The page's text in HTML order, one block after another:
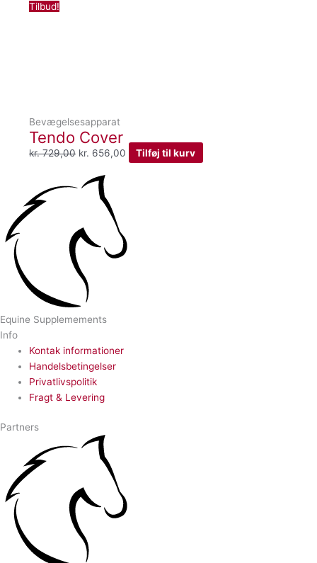
Tilbud!
Bevægelsesapparat
Tendo Cover
kr.729,00 kr. 656,00 Tilføj til kurv
Equine Supplemements
Info
Kontak informationer
Handelsbetingelser
Privatlivspolitik
Fragt & Levering
Partners